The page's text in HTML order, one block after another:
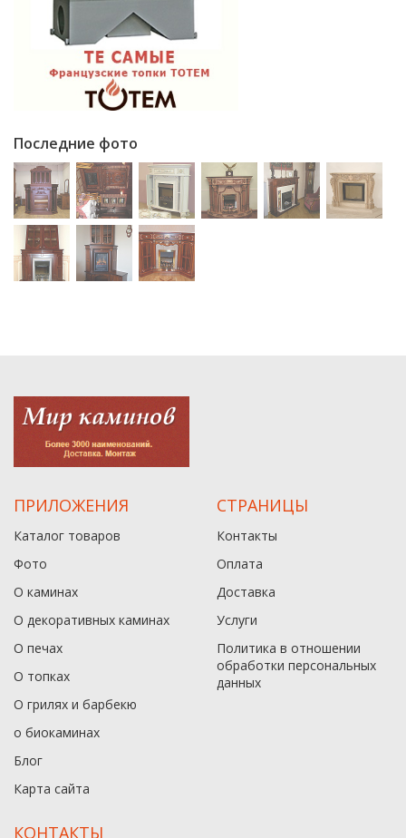
Последние фото
ПРИЛОЖЕНИЯ
Каталог товаров
Фото
О каминах
О декоративных каминах
О печах
О топках
О грилях и барбекю
о биокаминах
Блог
Карта сайта
СТРАНИЦЫ
Контакты
Оплата
Доставка
Услуги
Политика в отношении
обработки персональных
данныx
КОНТАКТЫ